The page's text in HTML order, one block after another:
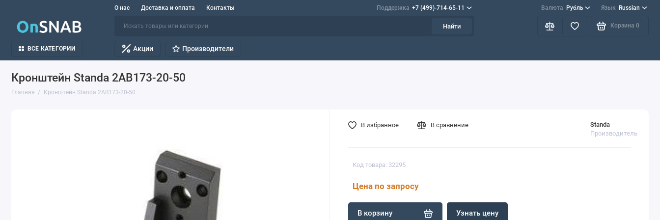
О нас Доставка и оплата Контакты Поддержка +7 (499)-714-65-11 Валюта Рубль Язык Russian
Найти Корзина 0
ВСЕ КАТЕГОРИИ Акции Производители
Кронштейн Standa 2AB173-20-50
Главная Кронштейн Standa 2AB173-20-50
Код товара: 32295
Цена по запросу
Standa
Производитель
В корзину Узнать цену
В избранное В сравнение